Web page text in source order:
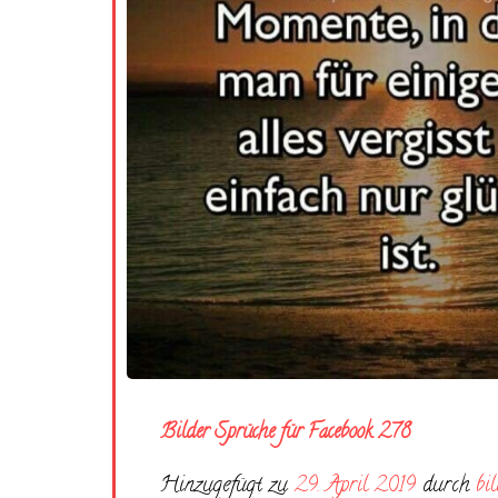
Bilder Sprüche für Facebook 278
Hinzugefügt zu29. April 2019 durch